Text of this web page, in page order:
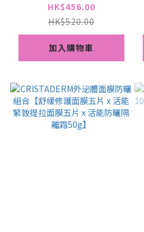
緩柔膚水150ml x 活
能防曬隔離霜50g x舒
緩淨潔面乳100g】
HK$456.00
HK$520.00
加入購物車